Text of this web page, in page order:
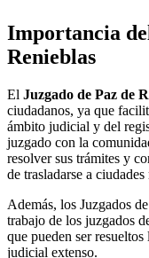
Importancia
Renieblas
El Juzgado de Paz de
ciudadanos, ya que
ámbito judicial y del
juzgado con la
resolver sus trámites y
de trasladarse a ciudades
Además, los Juzgados
trabajo de los juzgados
que pueden ser
judicial extenso.